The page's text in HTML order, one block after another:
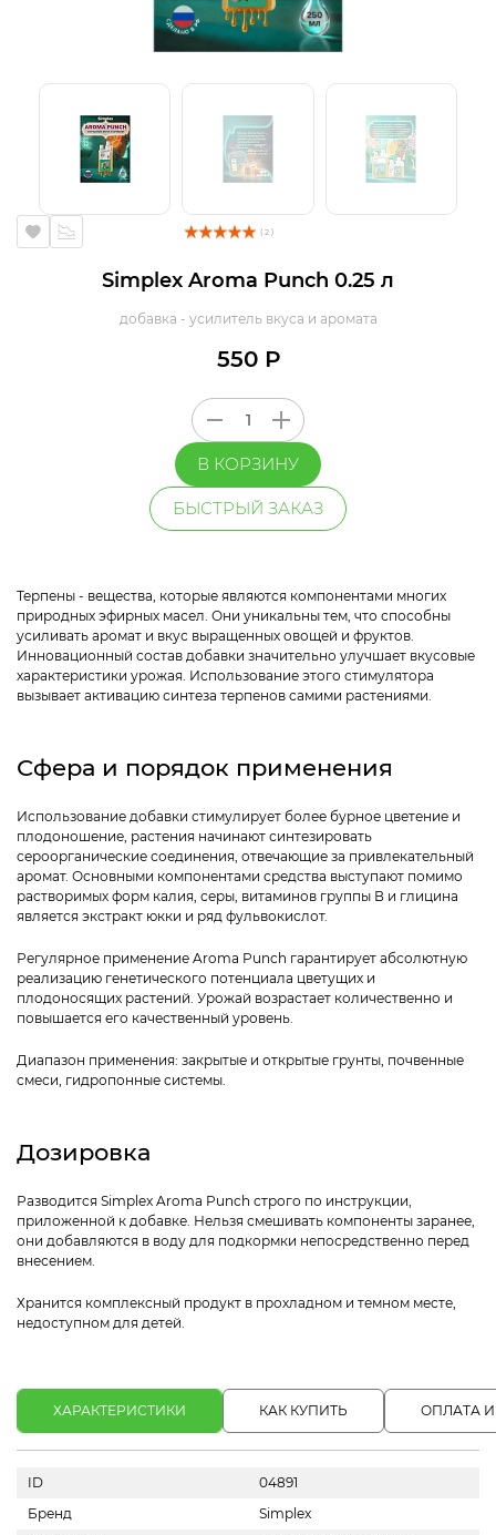
( 2 )
Simplex Aroma Punch 0.25 л
добавка - усилитель вкуса и аромата
550 Р
В КОРЗИНУ
БЫСТРЫЙ ЗАКАЗ
Терпены - вещества, которые являются компонентами многих
природных эфирных масел. Они уникальны тем, что способны
усиливать аромат и вкус выращенных овощей и фруктов.
Инновационный состав добавки значительно улучшает вкусовые
характеристики урожая. Использование этого стимулятора
вызывает активацию синтеза терпенов самими растениями.
Сфера и порядок применения
Использование добавки стимулирует более бурное цветение и
плодоношение, растения начинают синтезировать
сероорганические соединения, отвечающие за привлекательный
аромат. Основными компонентами средства выступают помимо
растворимых форм калия, серы, витаминов группы В и глицина
является экстракт юкки и ряд фульвокислот.
Регулярное применение Aroma Punch гарантирует абсолютную
реализацию генетического потенциала цветущих и
плодоносящих растений. Урожай возрастает количественно и
повышается его качественный уровень.
Диапазон применения: закрытые и открытые грунты, почвенные
смеси, гидропонные системы.
Дозировка
Разводится Simplex Aroma Punch строго по инструкции,
приложенной к добавке. Нельзя смешивать компоненты заранее,
они добавляются в воду для подкормки непосредственно перед
внесением.
Хранится комплексный продукт в прохладном и темном месте,
недоступном для детей.
ХАРАКТЕРИСТИКИ КАК КУПИТЬ ОПЛАТА
ID
04891
Бренд
Simplex